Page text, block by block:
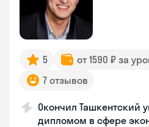
5 от 1590 ₽ за
7 отзывов
Окончил Ташкентский
дипломом в сфере